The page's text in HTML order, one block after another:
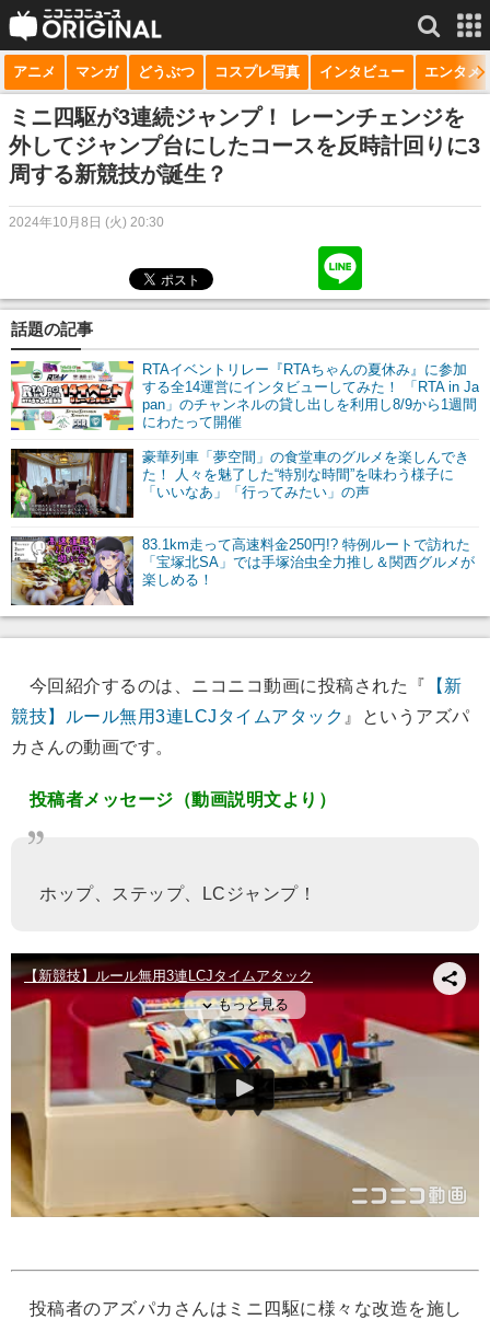
サービス一覧 もっと見る
niconico
動画
生放送
マンガ
ニコニコQ
アニメ マンガ どうぶつ コスプレ写真 インタビュー エンタメ
ミニ四駆が3連続ジャンプ！ レーンチェンジを
外してジャンプ台にしたコースを反時計回りに3
周する新競技が誕生？
2024年10月8日 (火) 20:30
話題の記事
RTAイベントリレー『RTAちゃんの夏休み』に参加
する全14運営にインタビューしてみた！ 「RTA in Ja
pan」のチャンネルの貸し出しを利用し8/9から1週間
にわたって開催
豪華列車「夢空間」の食堂車のグルメを楽しんでき
た！ 人々を魅了した“特別な時間”を味わう様子に
「いいなあ」「行ってみたい」の声
83.1km走って高速料金250円!? 特例ルートで訪れた
「宝塚北SA」では手塚治虫全力推し＆関西グルメが
楽しめる！
今回紹介するのは、ニコニコ動画に投稿された『 【新
競技】ルール無用3連LCJタイムアタック 』というアズパ
カさんの動画です。
投稿者メッセージ（動画説明文より）
ホップ、ステップ、LCジャンプ！
投稿者のアズパカさんはミニ四駆に様々な改造を施し